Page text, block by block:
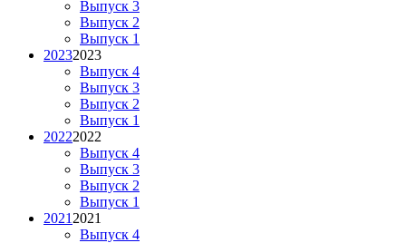
Выпуск 3
Выпуск 2
Выпуск 1
20232023
Выпуск 4
Выпуск 3
Выпуск 2
Выпуск 1
20222022
Выпуск 4
Выпуск 3
Выпуск 2
Выпуск 1
2021 2021
Выпуск 4